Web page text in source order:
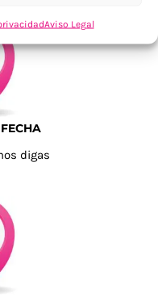
Aviso Legal
digas